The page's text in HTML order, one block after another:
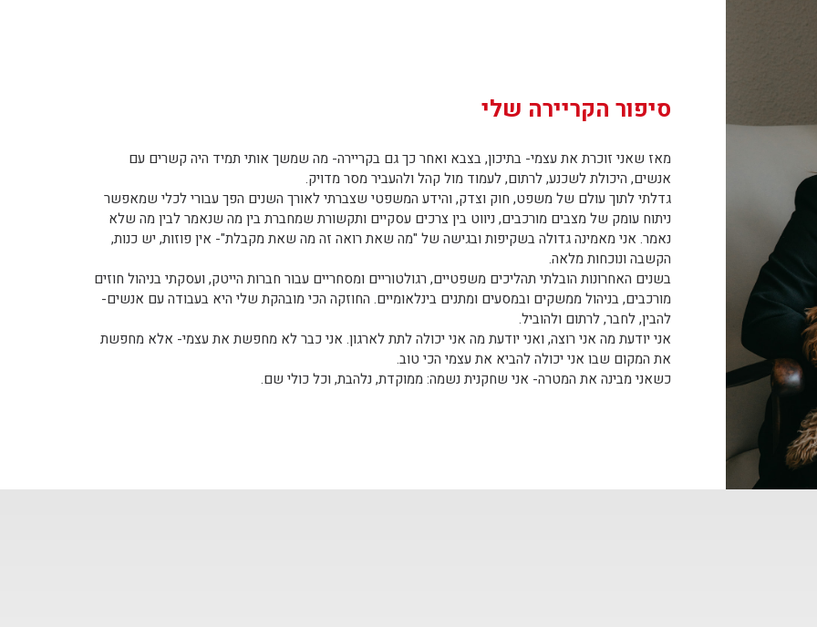
סיפור הקריירה שלי
מאז שאני זוכרת את עצמי- בתיכון, בצבא ואחר כך גם בקריירה- מה שמשך אותי תמיד היה קשרים עם
אנשים, היכולת לשכנע, לרתום, לעמוד מול קהל ולהעביר מסר מדויק.
גדלתי לתוך עולם של משפט, חוק וצדק, והידע המשפטי שצברתי לאורך השנים הפך עבורי לכלי שמאפשר
ניתוח עומק של מצבים מורכבים, ניווט בין צרכים עסקיים ותקשורת שמחברת בין מה שנאמר לבין מה שלא
נאמר. אני מאמינה גדולה בשקיפות ובגישה של "מה שאת רואה זה מה שאת מקבלת"- אין פוזות, יש כנות,
הקשבה ונוכחות מלאה.
בשנים האחרונות הובלתי תהליכים משפטיים, רגולטוריים ומסחריים עבור חברות הייטק, ועסקתי בניהול חוזים
מורכבים, בניהול ממשקים ובמסעים ומתנים בינלאומיים. החוזקה הכי מובהקת שלי היא בעבודה עם אנשים-
להבין, לחבר, לרתום ולהוביל.
אני יודעת מה אני רוצה, ואני יודעת מה אני יכולה לתת לארגון. אני כבר לא מחפשת את עצמי- אלא מחפשת
את המקום שבו אני יכולה להביא את עצמי הכי טוב.
כשאני מבינה את המטרה- אני שחקנית נשמה: ממוקדת, נלהבת, וכל כולי שם.